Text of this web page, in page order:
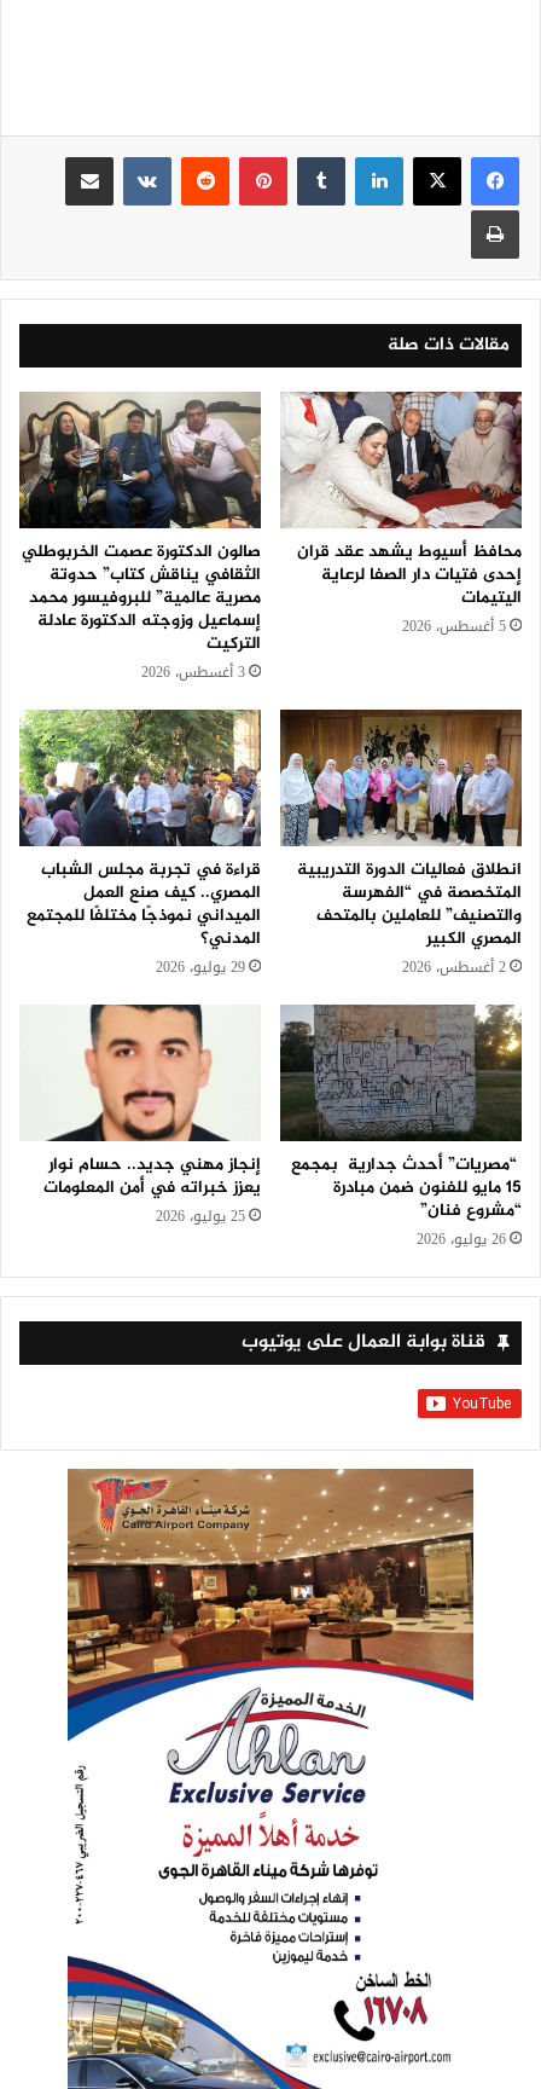
لينكدإن بينتيريست
مقالات ذات صلة
محافظ أسيوط يشهد عقد قران
إحدى فتيات دار الصفا لرعاية
اليتيمات
5 أغسطس، 2026
صالون الدكتورة عصمت الخربوطلي
الثقافي يناقش كتاب” حدوتة
مصرية عالمية” للبروفيسور محمد
إسماعيل وزوجته الدكتورة عادلة
التركيت
3 أغسطس، 2026
انطلاق فعاليات الدورة التدريبية
المتخصصة في “الفهرسة
والتصنيف” للعاملين بالمتحف
المصري الكبير
2 أغسطس، 2026
قراءة في تجربة مجلس الشباب
المصري.. كيف صنع العمل
الميداني نموذجًا مختلفًا للمجتمع
المدني؟
29 يوليو، 2026
“مصريات” أحدث جدارية بمجمع
15 مايو للفنون ضمن مبادرة
“مشروع فنان”
26 يوليو، 2026
إنجاز مهني جديد.. حسام نوار
يعزز خبراته في أمن المعلومات
25 يوليو، 2026
قناة بوابة العمال على يوتيوب